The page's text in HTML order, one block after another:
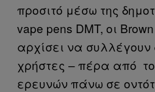
προσιτό μέσω της
vape pens DMT, οι
αρχίσει να
χρήστες – πέρα από
ερευνών πάνω σε